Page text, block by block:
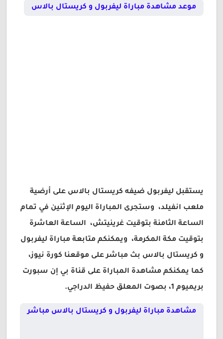
موعد مشاهدة مباراة ليفربول و كريستال بالاس
يستقبل ليفربول ضيفه كريستال بالاس على أرضية
ملعب انفيلد، وستجرى المباراة اليوم الإثنين في تمام
الساعة الثامنة بتوقيت غرينيتش، الساعة العاشرة
بتوقيت مكة المكرمة، ويمكنكم متابعة مباراة ليفربول
و كريستال بالاس بث مباشر على موقعنا كورة نيوز،
كما يمكنكم مشاهدة المباراة على قناة بي إن سبورت
بريميوم 1، بصوت المعلق حفيظ الدراجي.
مشاهدة مباراة ليفربول و كريستال بالاس مباشر